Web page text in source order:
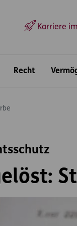
Karriere
Recht